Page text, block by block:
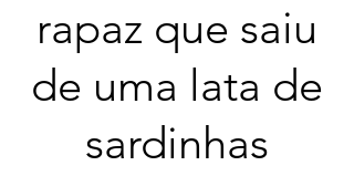
rapaz que saiu
de uma lata de
sardinhas